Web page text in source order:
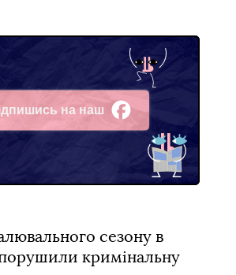
на наш
сезону в
кримінальну